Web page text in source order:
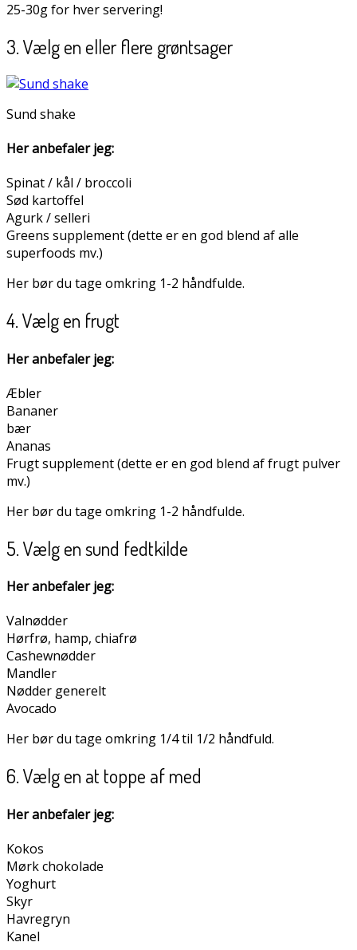
25-30g for hver servering!
3. Vælg en eller flere grøntsager
Sund shake
Her anbefaler jeg:
Spinat / kål / broccoli
Sød kartoffel
Agurk / selleri
Greens supplement (dette er en god blend af alle
superfoods mv.)
Her bør du tage omkring 1-2 håndfulde.
4. Vælg en frugt
Her anbefaler jeg:
Æbler
Bananer
bær
Ananas
Frugt supplement (dette er en god blend af frugt pulver
mv.)
Her bør du tage omkring 1-2 håndfulde.
5. Vælg en sund fedtkilde
Her anbefaler jeg:
Valnødder
Hørfrø, hamp, chiafrø
Cashewnødder
Mandler
Nødder generelt
Avocado
Her bør du tage omkring 1/4 til 1/2 håndfuld.
6. Vælg en at toppe af med
Her anbefaler jeg:
Kokos
Mørk chokolade
Yoghurt
Skyr
Havregryn
Kanel